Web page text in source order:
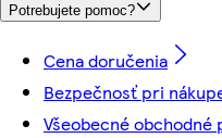
Potrebujete pomoc?
Cena doručenia
Bezpečnosť pri
Všeobecné obchodné